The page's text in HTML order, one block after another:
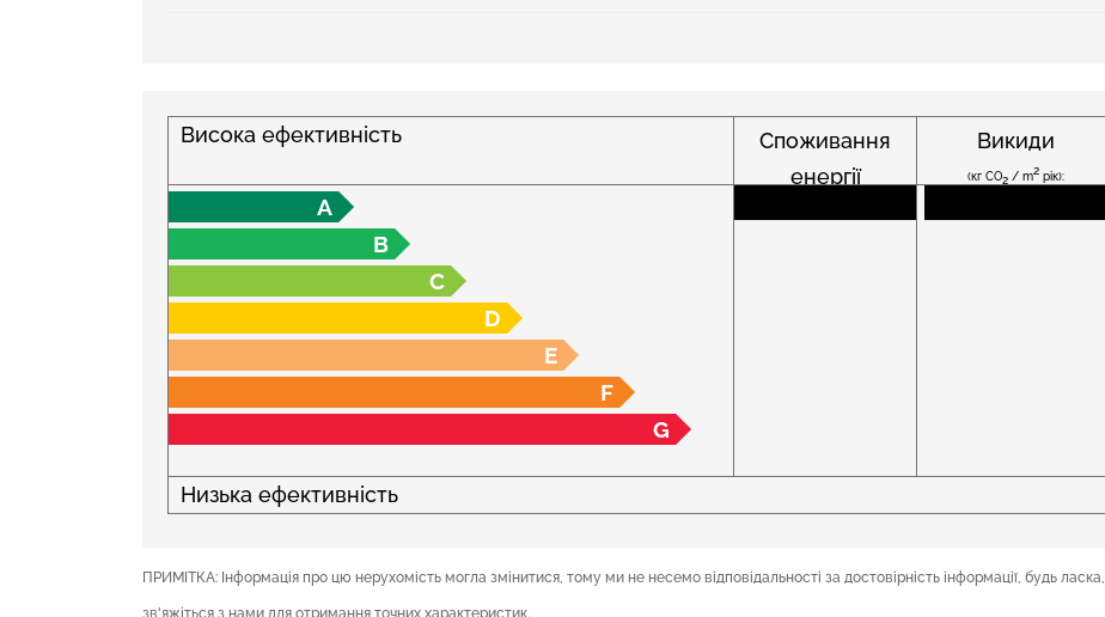
Висока ефективність
Споживання
енергії
Викиди
(кг CO2/ m2рік):
A
B
C
D
E
F
G
Низька ефективність
ПРИМІТКА: Інформація про цю нерухомість могла змінитися, тому ми не несемо відповідальності за достовірність інформації, будь ласка,
зв'яжіться з нами для отримання точних характеристик.